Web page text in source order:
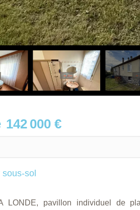
142 000 €
sol
pavillon individuel de